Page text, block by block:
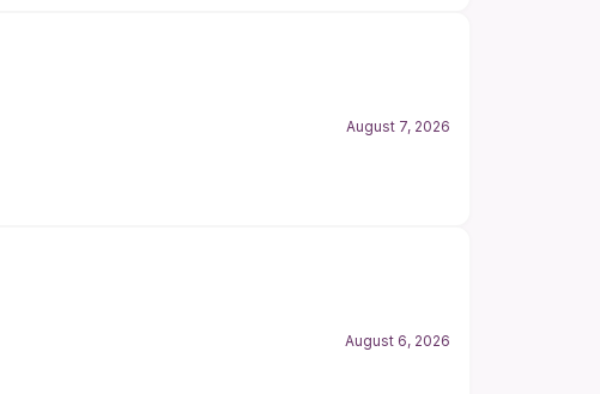
August 7, 2026
August 6, 2026